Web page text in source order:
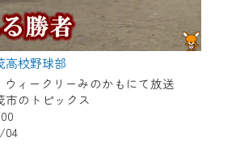
高校野球部
ィークリーみのかもにて放送
市のトピックス
04